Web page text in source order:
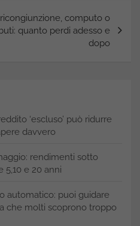
computo o
quanto perdi adesso e
dopo
‘escluso’ può ridurre
davvero
rendimenti sotto
5,10 e 20 anni
automatico: puoi guidare
che molti scoprono troppo